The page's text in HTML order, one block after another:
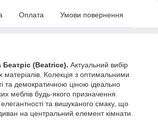
Оплата Умови повернення
(Beatrice). Актуальний вибір
матеріалів. Колекція з оптимальними
та демократичною ціною ідеально
меблів будь-якого призначення.
елегантності та вишуканого смаку, що
на центральний елемент кімнати.